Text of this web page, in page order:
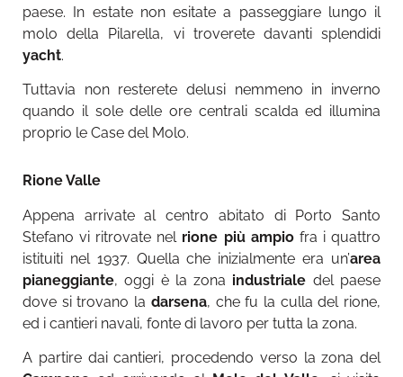
paese. In estate non esitate a passeggiare lungo il
molo della Pilarella, vi troverete davanti splendidi
yacht.
Tuttavia non resterete delusi nemmeno in inverno
quando il sole delle ore centrali scalda ed illumina
proprio le Case del Molo.
Rione Valle
Appena arrivate al centro abitato di Porto Santo
Stefano vi ritrovate nel rione più ampiofra i quattro
istituiti nel 1937. Quella che inizialmente era un’area
pianeggiante, oggi è la zona industriale del paese
dove si trovano la darsena, che fu la culla del rione,
ed i cantieri navali, fonte di lavoro per tutta la zona.
A partire dai cantieri, procedendo verso la zona del